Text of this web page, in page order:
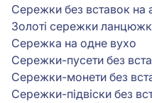
Сережки без вставок на
Золоті сережки
Сережка на одне вухо
Сережки-пусети без
Сережки-монети без
Сережки-підвіски без